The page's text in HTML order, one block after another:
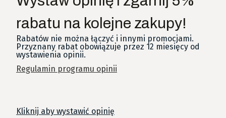
rabatu na kolejne zakupy!
Rabatów nie można łączyć i innymi promocjami.
Przyznany rabat obowiązuje przez 12 miesięcy od
wystawienia opinii.
Regulamin programu opinii
Kliknij aby wystawić opinię